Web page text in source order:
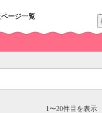
ージ一覧
1〜20件目を表